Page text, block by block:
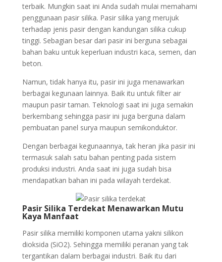
terbaik. Mungkin saat ini Anda sudah mulai memahami
penggunaan pasir silika. Pasir silika yang merujuk
terhadap jenis pasir dengan kandungan silika cukup
tinggi. Sebagian besar dari pasir ini berguna sebagai
bahan baku untuk keperluan industri kaca, semen, dan
beton.
Namun, tidak hanya itu, pasir ini juga menawarkan
berbagai kegunaan lainnya. Baik itu untuk filter air
maupun pasir taman. Teknologi saat ini juga semakin
berkembang sehingga pasir ini juga berguna dalam
pembuatan panel surya maupun semikonduktor.
Dengan berbagai kegunaannya, tak heran jika pasir ini
termasuk salah satu bahan penting pada sistem
produksi industri. Anda saat ini juga sudah bisa
mendapatkan bahan ini pada wilayah terdekat.
Pasir Silika Terdekat Menawarkan Mutu
Kaya Manfaat
Pasir silika memiliki komponen utama yakni silikon
dioksida (SiO2). Sehingga memiliki peranan yang tak
tergantikan dalam berbagai industri. Baik itu dari